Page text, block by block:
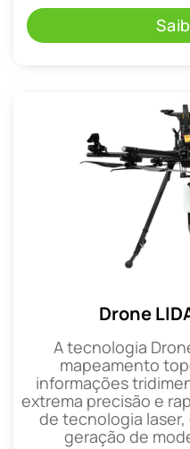
Drone
A tecnologia
mapeamento
informações
extrema precisão e
de tecnologia
geração de